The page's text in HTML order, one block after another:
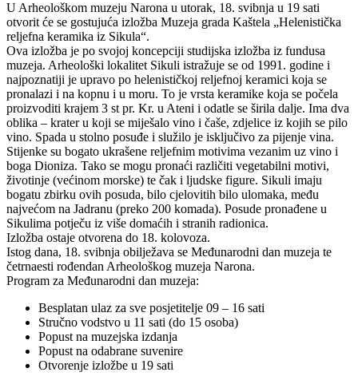
U Arheološkom muzeju Narona u utorak, 18. svibnja u 19 sati
otvorit će se gostujuća izložba Muzeja grada Kaštela „Helenistička
reljefna keramika iz Sikula“.
Ova izložba je po svojoj koncepciji studijska izložba iz fundusa
muzeja. Arheološki lokalitet Sikuli istražuje se od 1991. godine i
najpoznatiji je upravo po helenističkoj reljefnoj keramici koja se
pronalazi i na kopnu i u moru. To je vrsta keramike koja se počela
proizvoditi krajem 3 st pr. Kr. u Ateni i odatle se širila dalje. Ima dva
oblika – krater u koji se miješalo vino i čaše, zdjelice iz kojih se pilo
vino. Spada u stolno posuđe i služilo je isključivo za pijenje vina.
Stijenke su bogato ukrašene reljefnim motivima vezanim uz vino i
boga Dioniza. Tako se mogu pronaći različiti vegetabilni motivi,
životinje (većinom morske) te čak i ljudske figure. Sikuli imaju
bogatu zbirku ovih posuda, bilo cjelovitih bilo ulomaka, među
najvećom na Jadranu (preko 200 komada). Posude pronađene u
Sikulima potječu iz više domaćih i stranih radionica.
Izložba ostaje otvorena do 18. kolovoza.
Istog dana, 18. svibnja obilježava se Međunarodni dan muzeja te
četrnaesti rođendan Arheološkog muzeja Narona.
Program za Međunarodni dan muzeja:
Besplatan ulaz za sve posjetitelje 09 – 16 sati
Stručno vodstvo u 11 sati (do 15 osoba)
Popust na muzejska izdanja
Popust na odabrane suvenire
Otvorenje izložbe u 19 sati